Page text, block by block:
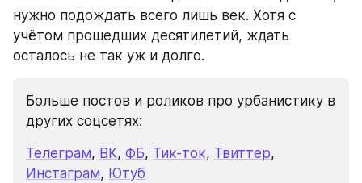
нужно подождать всего лишь век. Хотя с
учётом прошедших десятилетий, ждать
осталось не так уж и долго.
Больше постов и роликов про урбанистику в
других соцсетях:
Телеграм, ВК, ФБ, Тик-ток, Твиттер
Инстаграм, Ютуб